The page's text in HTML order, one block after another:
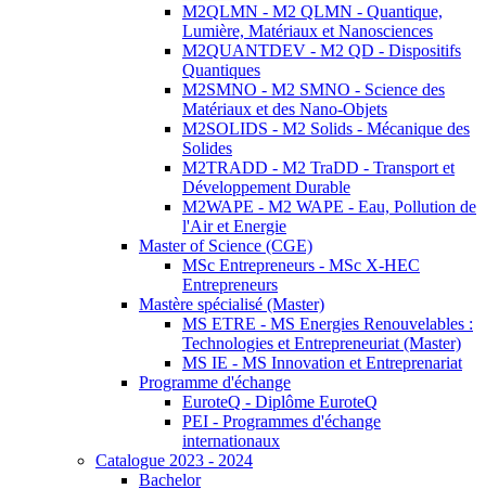
M2QLMN - M2 QLMN - Quantique,
Lumière, Matériaux et Nanosciences
M2QUANTDEV - M2 QD - Dispositifs
Quantiques
M2SMNO - M2 SMNO - Science des
Matériaux et des Nano-Objets
M2SOLIDS - M2 Solids - Mécanique des
Solides
M2TRADD - M2 TraDD - Transport et
Développement Durable
M2WAPE - M2 WAPE - Eau, Pollution de
l'Air et Energie
Master of Science (CGE)
MSc Entrepreneurs - MSc X-HEC
Entrepreneurs
Mastère spécialisé (Master)
MS ETRE - MS Energies Renouvelables :
Technologies et Entrepreneuriat (Master)
MS IE - MS Innovation et Entreprenariat
Programme d'échange
EuroteQ - Diplôme EuroteQ
PEI - Programmes d'échange
internationaux
Catalogue 2023 - 2024
Bachelor